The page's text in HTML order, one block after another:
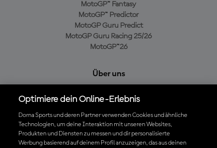
MotoGP™ Fantasy
MotoGP™ Predictor
MotoGP Guru Predict
MotoGP Guru Racing 25/26
MotoGP™26
Über uns
Cookie-Richtlinien
Geschäftsbedingungen
Datenschutzrichtlinien
Kaufrichtlinie
Optimiere dein Online-Erlebnis
Dorna Sports und deren Partner verwenden Cookies und ähnliche
Technologien, um deine Interaktion mit unseren Websites,
Produkten und Diensten zu messen und dir personalisierte
Werbung basierend auf deinem Profil anzuzeigen, das aus deinen